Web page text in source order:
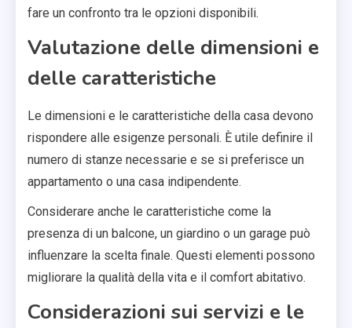
fare un confronto tra le opzioni disponibili.
Valutazione delle dimensioni e
delle caratteristiche
Le dimensioni e le caratteristiche della casa devono
rispondere alle esigenze personali. È utile definire il
numero di stanze necessarie e se si preferisce un
appartamento o una casa indipendente.
Considerare anche le caratteristiche come la
presenza di un balcone, un giardino o un garage può
influenzare la scelta finale. Questi elementi possono
migliorare la qualità della vita e il comfort abitativo.
Considerazioni sui servizi e le